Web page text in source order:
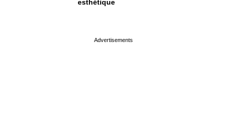
esthétique